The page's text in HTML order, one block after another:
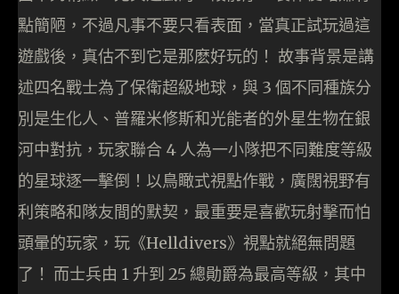
點簡陋，不過凡事不要只看表面，當真正試玩過這
遊戲後，真估不到它是那麽好玩的！ 故事背景是講
述四名戰士為了保衛超級地球，與 3 個不同種族分
別是生化人、普羅米修斯和光能者的外星生物在銀
河中對抗，玩家聯合 4 人為一小隊把不同難度等級
的星球逐一擊倒！以鳥瞰式視點作戰，廣闊視野有
利策略和隊友間的默契，最重要是喜歡玩射擊而怕
頭暈的玩家，玩《Helldivers》視點就絕無問題
了！ 而士兵由 1 升到 25 總勛爵為最高等級，其中